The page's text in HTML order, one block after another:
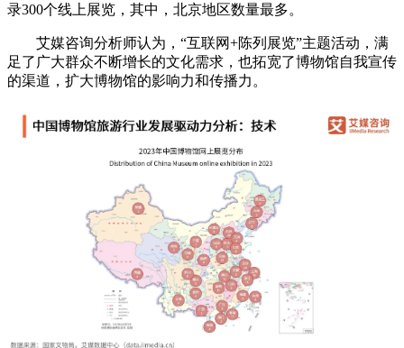
录300个线上展览，其中，北京地区数量最多。
艾媒咨询分析师认为，“互联网+陈列展览”主题活动，满
足了广大群众不断增长的文化需求，也拓宽了博物馆自我宣传
的渠道，扩大博物馆的影响力和传播力。